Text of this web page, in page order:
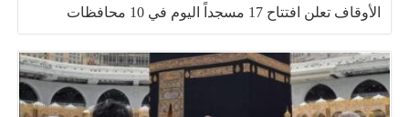
الأوقاف تعلن افتتاح 17 مسجداً اليوم في 10 محافظات